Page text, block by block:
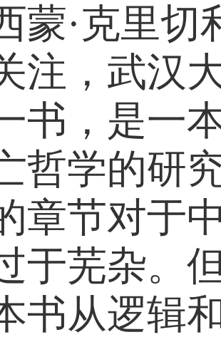
·克里切利
注，武汉
书，是一
哲学的研
章节对于
于芜杂。
书从逻辑